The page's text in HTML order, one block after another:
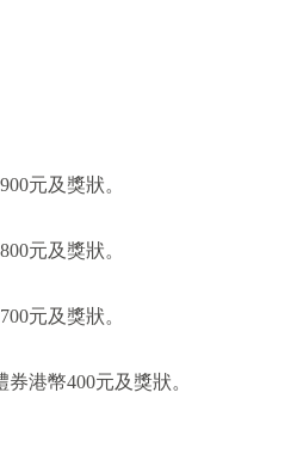
元及獎狀。
元及獎狀。
元及獎狀。
港幣400元及獎狀。